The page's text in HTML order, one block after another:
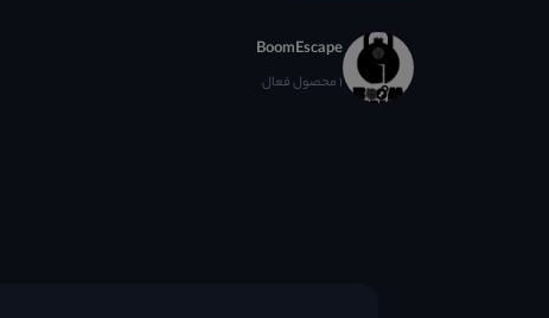
BoomEscape
1 محصول فعال